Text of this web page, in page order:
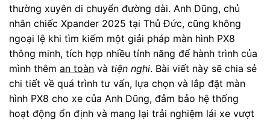
thường xuyên di chuyển đường dài. Anh Dũng, chủ
nhân chiếc Xpander 2025 tại Thủ Đức, cũng không
ngoại lệ khi tìm kiếm một giải pháp màn hình PX8
thông minh, tích hợp nhiều tính năng để hành trình của
mình thêm an toàn và tiện nghi. Bài viết này sẽ chia sẻ
chi tiết về quá trình tư vấn, lựa chọn và lắp đặt màn
hình PX8 cho xe của Anh Dũng, đảm bảo hệ thống
hoạt động ổn định và mang lại trải nghiệm lái xe vượt